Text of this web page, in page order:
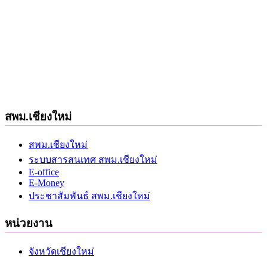
สพม.เชียงใหม่
สพม.เชียงใหม่
ระบบสารสนเทศ สพม.เชียงใหม่
E-office
E-Money
ประชาสัมพันธ์ สพม.เชียงใหม่
หน่วยงาน
จังหวัดเชียงใหม่